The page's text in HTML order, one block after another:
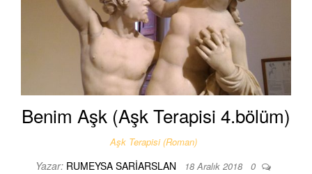
Benim Aşk (Aşk Terapisi 4.bölüm)
Aşk Terapisi (Roman)
Yazar: RUMEYSA SARIARSLAN 18 Aralık 2018 0